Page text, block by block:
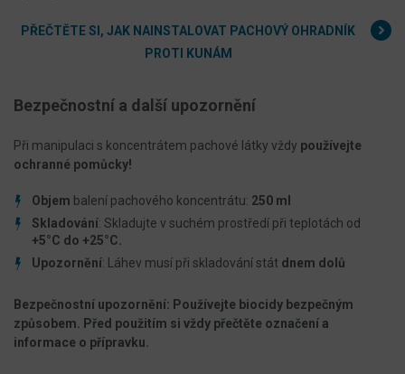
PŘEČTĚTE SI, JAK NAINSTALOVAT PACHOVÝ OHRADNÍK
PROTI KUNÁM
Bezpečnostní a další upozornění
Při manipulaci s koncentrátem pachové látky vždy používejte
ochranné pomůcky!
Objem balení pachového koncentrátu: 250 ml
Skladování: Skladujte v suchém prostředí při teplotách od
+5°C do +25°C.
Upozornění: Láhev musí při skladování stát dnem dolů
Bezpečnostní upozornění: Používejte biocidy bezpečným
způsobem. Před použitím si vždy přečtěte označení a
informace o přípravku.